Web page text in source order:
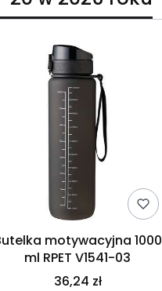
motywacyjna 1000
ml RPET V1541-03
36,24 zł